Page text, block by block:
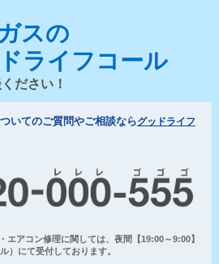
スの
ライフコール
ださい！
いてのご質問やご相談ならグッドライフ
アコン修理に関しては、夜間【19:00～9:00】
）にて受付しております。